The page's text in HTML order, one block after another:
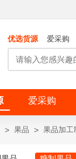
优选货源 爱采购
爱采购
> 果品 > 果品加工